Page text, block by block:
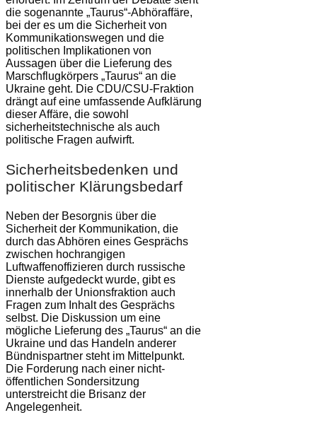
die sogenannte „Taurus“-Abhöraffäre,
bei der es um die Sicherheit von
Kommunikationswegen und die
politischen Implikationen von
Aussagen über die Lieferung des
Marschflugkörpers „Taurus“ an die
Ukraine geht. Die CDU/CSU-Fraktion
drängt auf eine umfassende Aufklärung
dieser Affäre, die sowohl
sicherheitstechnische als auch
politische Fragen aufwirft.
Sicherheitsbedenken und
politischer Klärungsbedarf
Neben der Besorgnis über die
Sicherheit der Kommunikation, die
durch das Abhören eines Gesprächs
zwischen hochrangigen
Luftwaffenoffizieren durch russische
Dienste aufgedeckt wurde, gibt es
innerhalb der Unionsfraktion auch
Fragen zum Inhalt des Gesprächs
selbst. Die Diskussion um eine
mögliche Lieferung des „Taurus“ an die
Ukraine und das Handeln anderer
Bündnispartner steht im Mittelpunkt.
Die Forderung nach einer nicht-
öffentlichen Sondersitzung
unterstreicht die Brisanz der
Angelegenheit.